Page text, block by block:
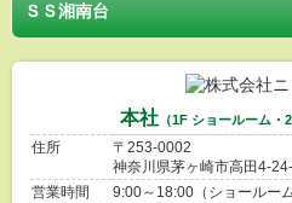
ＳＳ湘南台
本社（1F ショールーム・
住所
〒253-0002
神奈川県茅ヶ崎市高田4-
営業時間
9:00～18:00（ショールー